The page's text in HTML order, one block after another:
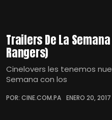
Trailers De La
Rangers)
Cinelovers les tenemos
Semana con los
POR: CINE.COM.PA ENERO 20, 2017